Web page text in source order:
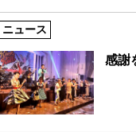
ニュース
感謝